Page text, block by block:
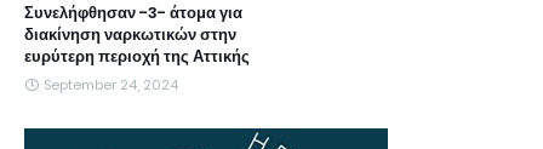
Συνελήφθησαν -3- άτομα για
διακίνηση ναρκωτικών στην
ευρύτερη περιοχή της Αττικής
September 24, 2024